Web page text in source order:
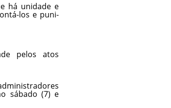
há unidade e
los e puni-
pelos atos
sábado (7) e